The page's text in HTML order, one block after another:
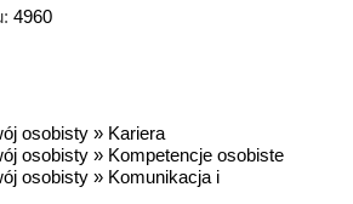
4960
osobisty » Kariera
osobisty » Kompetencje osobiste
osobisty » Komunikacja i